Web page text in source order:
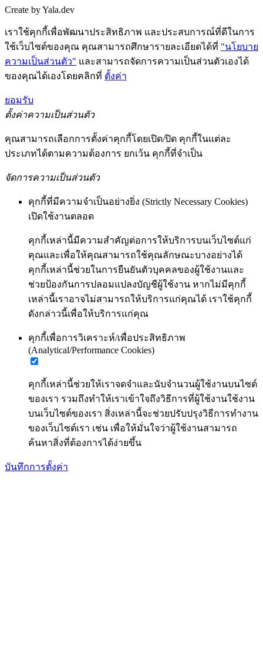
Create by Yala.dev
เราใช้คุกกี้เพื่อพัฒนาประสิทธิภาพ และประสบการณ์ที่ดีในการ
ใช้เว็บไซต์ของคุณ คุณสามารถศึกษารายละเอียดได้ที่ "นโยบาย
ความเป็นส่วนตัว" และสามารถจัดการความเป็นส่วนตัวเองได้
ของคุณได้เองโดยคลิกที่ ตั้งค่า
ยอมรับ
ตั้งค่าความเป็นส่วนตัว
คุณสามารถเลือกการตั้งค่าคุกกี้โดยเปิด/ปิด คุกกี้ในแต่ละ
ประเภทได้ตามความต้องการ ยกเว้น คุกกี้ที่จำเป็น
จัดการความเป็นส่วนตัว
คุกกี้ที่มีความจำเป็นอย่างยิ่ง (Strictly Necessary Cookies)
เปิดใช้งานตลอด
คุกกี้เหล่านี้มีความสำคัญต่อการให้บริการบนเว็บไซต์แก่
คุณและเพื่อให้คุณสามารถใช้คุณลักษณะบางอย่างได้
คุกกี้เหล่านี้ช่วยในการยืนยันตัวบุคคลของผู้ใช้งานและ
ช่วยป้องกันการปลอมแปลงบัญชีผู้ใช้งาน หากไม่มีคุกกี้
เหล่านี้เราอาจไม่สามารถให้บริการแก่คุณได้ เราใช้คุกกี้
ดังกล่าวนี้เพื่อให้บริการแก่คุณ
คุกกี้เพื่อการวิเคราะห์/เพื่อประสิทธิภาพ
(Analytical/Performance Cookies)
คุกกี้เหล่านี้ช่วยให้เราจดจำและนับจำนวนผู้ใช้งานบนไซต์
ของเรา รวมถึงทำให้เราเข้าใจถึงวิธีการที่ผู้ใช้งานใช้งาน
บนเว็บไซต์ของเรา สิ่งเหล่านี้จะช่วยปรับปรุงวิธีการทำงาน
ของเว็บไซต์เรา เช่น เพื่อให้มั่นใจว่าผู้ใช้งานสามารถ
ค้นหาสิ่งที่ต้องการได้ง่ายขึ้น
บันทึกการตั้งค่า